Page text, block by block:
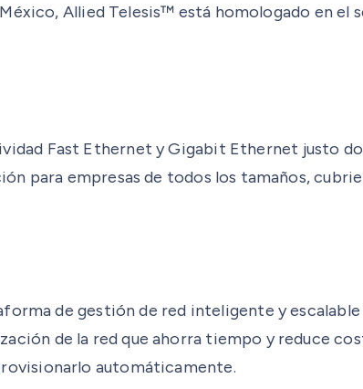
Allied Telesis™ está homologado en el
Fast Ethernet y Gigabit Ethernet justo
para empresas de todos los tamaños,
de gestión de red inteligente y
de la red que ahorra tiempo y reduce
automáticamente.